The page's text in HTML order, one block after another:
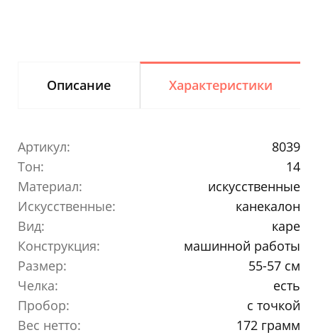
Описание Характеристики
Артикул:
8039
Тон:
14
Материал:
искусственные
Искусственные:
канекалон
Вид:
каре
Конструкция:
машинной работы
Размер:
55-57 см
Челка:
есть
Пробор:
с точкой
Вес нетто:
172 грамм